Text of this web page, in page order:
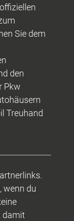
Sie dem
den
Pkw
Treuhand
wenn du
damit